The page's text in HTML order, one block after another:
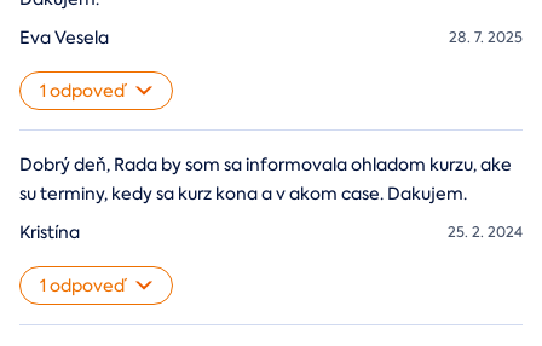
28. 7. 2025
Eva Vesela
1 odpoveď
Dobrý deň, Rada by som sa informovala ohladom kurzu, ake
su terminy, kedy sa kurz kona a v akom case. Dakujem.
25. 2. 2024
Kristína
1 odpoveď